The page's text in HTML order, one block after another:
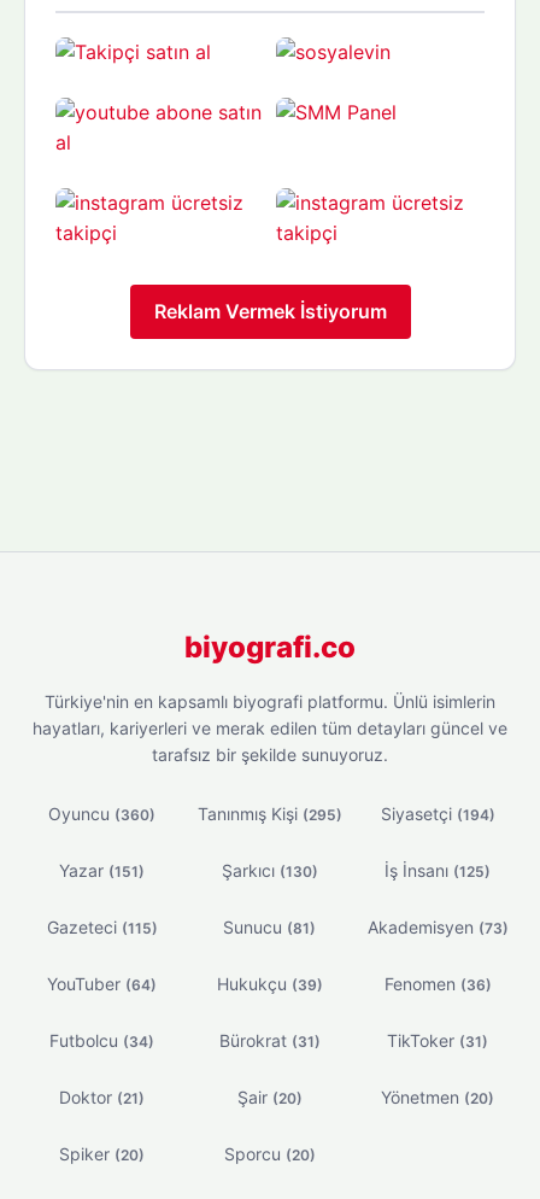
Reklam Vermek İstiyorum
biyografi.co
Türkiye'nin en kapsamlı biyografi platformu. Ünlü isimlerin
hayatları, kariyerleri ve merak edilen tüm detayları güncel ve
tarafsız bir şekilde sunuyoruz.
Oyuncu (360) Tanınmış Kişi (295) Siyasetçi (194)
Yazar (151) Şarkıcı (130) İş İnsanı (125)
Gazeteci (115) Sunucu (81) Akademisyen (73)
YouTuber (64) Hukukçu (39) Fenomen (36)
Futbolcu (34) Bürokrat (31) TikToker (31)
Doktor (21) Şair (20) Yönetmen (20)
Spiker (20) Sporcu (20)